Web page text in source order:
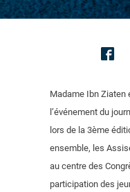
Madame Ibn Ziaten
l’événement du
lors de la 3ème
ensemble, les
au centre des
participation des